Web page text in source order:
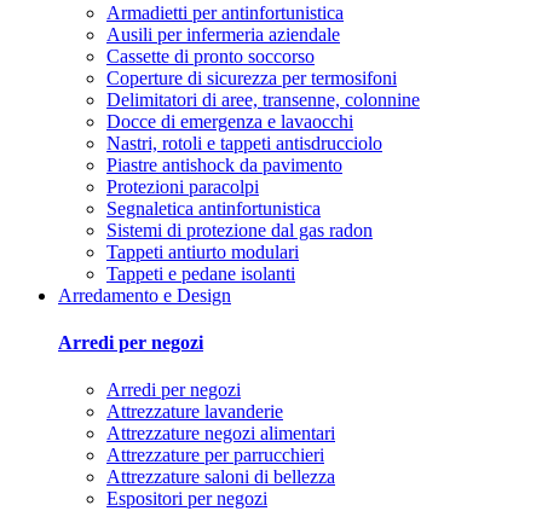
Armadietti per antinfortunistica
Ausili per infermeria aziendale
Cassette di pronto soccorso
Coperture di sicurezza per termosifoni
Delimitatori di aree, transenne, colonnine
Docce di emergenza e lavaocchi
Nastri, rotoli e tappeti antisdrucciolo
Piastre antishock da pavimento
Protezioni paracolpi
Segnaletica antinfortunistica
Sistemi di protezione dal gas radon
Tappeti antiurto modulari
Tappeti e pedane isolanti
Arredamento e Design
Arredi per negozi
Arredi per negozi
Attrezzature lavanderie
Attrezzature negozi alimentari
Attrezzature per parrucchieri
Attrezzature saloni di bellezza
Espositori per negozi